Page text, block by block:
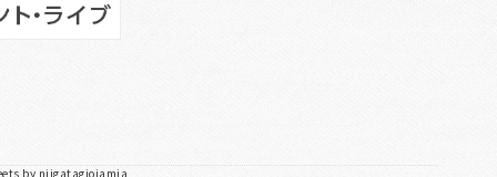
by niigatagioiamia